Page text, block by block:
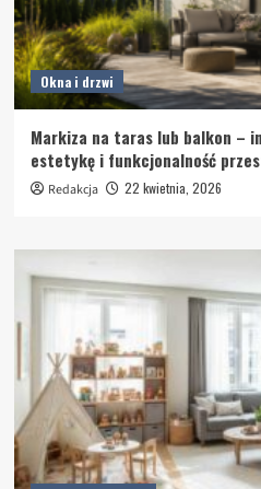
Okna i drzwi
Markiza na taras lub balkon –
estetykę i funkcjonalność
Redakcja 22 kwietnia, 2026